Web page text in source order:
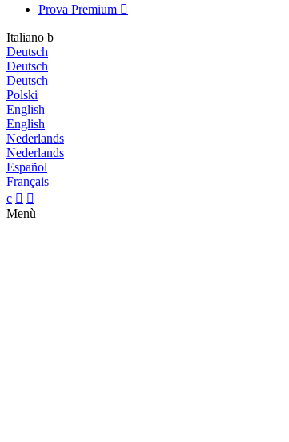
Prova Premium 
Italiano b
Deutsch
Deutsch
Deutsch
Polski
English
English
Nederlands
Nederlands
Español
Français
c  
Menù